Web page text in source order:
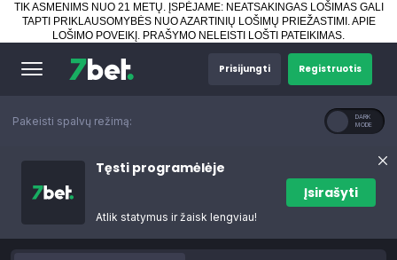
TIK ASMENIMS NUO 21 METŲ. ĮSPĖJAME: NEATSAKINGAS LOŠIMAS GALI
TAPTI PRIKLAUSOMYBĖS NUO AZARTINIŲ LOŠIMŲ PRIEŽASTIMI.APIE
LOŠIMO POVEIKĮ . PRAŠYMO NELEISTI LOŠTI PATEIKIMAS.
Prisijungti Registruotis
Pakeisti spalvų režimą:
Tęsti programėlėje
Atlik statymus ir žaisk lengviau!
Įsirašyti